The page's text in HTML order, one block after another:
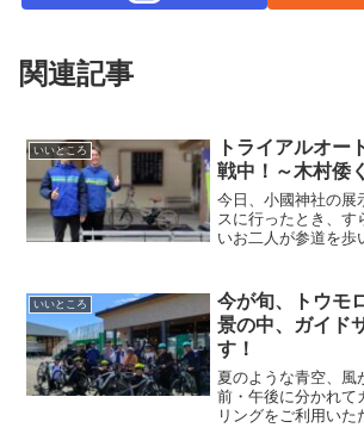
関連記事
いいところ
トライアルオー
戦中！～木村倭
今日、小國神社の展
スに行ったとき、す
いお二人が参道を歩
ん？！あーっ！思
ゃいました。「やま
ん！」昨年からトラ
で、世界選手権に出
いいところ
今が旬、トウモ
景の中、ガイド
す！
夏のような青空、風
前・午後に分かれて
リングをご利用いた